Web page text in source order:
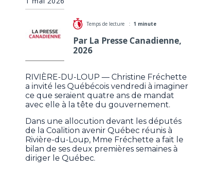
Temps de lecture : 1 minute
Par La Presse Canadienne,
2026
RIVIÈRE-DU-LOUP — Christine Fréchette
a invité les Québécois vendredi à imaginer
ce que seraient quatre ans de mandat
avec elle à la tête du gouvernement.
Dans une allocution devant les députés
de la Coalition avenir Québec réunis à
Rivière-du-Loup, Mme Fréchette a fait le
bilan de ses deux premières semaines à
diriger le Québec.